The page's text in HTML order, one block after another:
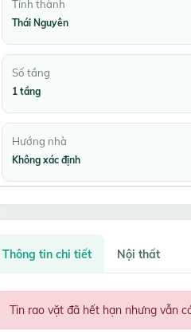
Tỉnh thành
Thái Nguyên
Số tầng
1 tầng
Hướng nhà
Không xác định
Thông tin chi tiết Nội thất
Tin rao vặt đã hết hạn nhưng vẫn